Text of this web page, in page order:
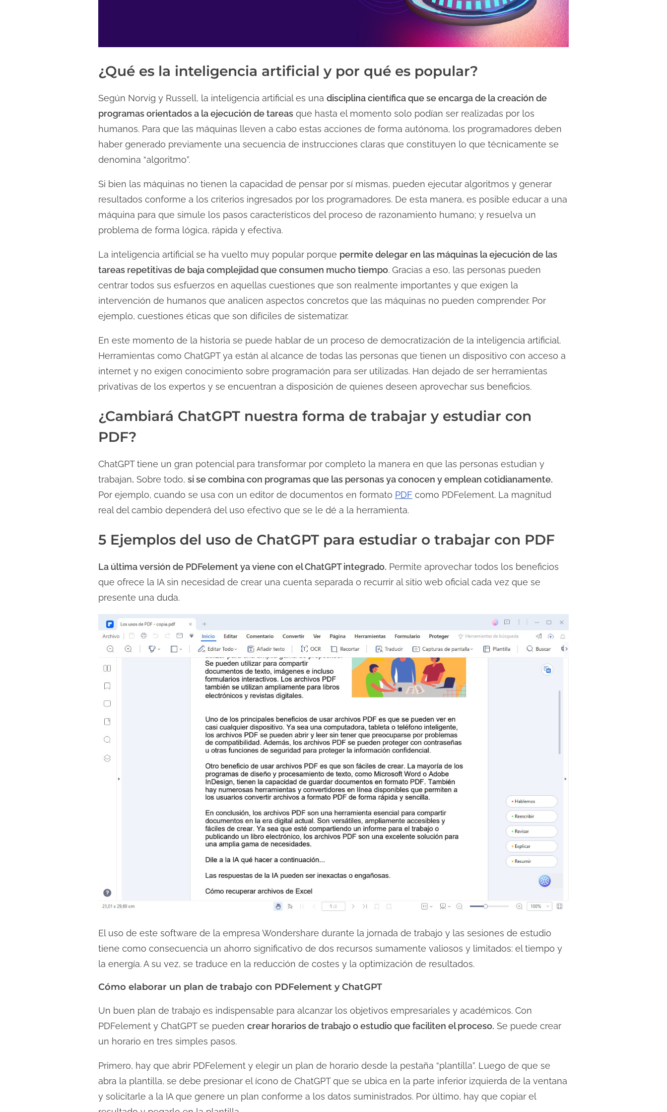
¿Qué es la inteligencia artificial y por qué es popular?
Según Norvig y Russell, la inteligencia artificial es una disciplina científica que se encarga de la creación de
programas orientados a la ejecución de tareas que hasta el momento solo podían ser realizadas por los
humanos. Para que las máquinas lleven a cabo estas acciones de forma autónoma, los programadores deben
haber generado previamente una secuencia de instrucciones claras que constituyen lo que técnicamente se
denomina “algoritmo”.
Si bien las máquinas no tienen la capacidad de pensar por sí mismas, pueden ejecutar algoritmos y generar
resultados conforme a los criterios ingresados por los programadores. De esta manera, es posible educar a una
máquina para que simule los pasos característicos del proceso de razonamiento humano; y resuelva un
problema de forma lógica, rápida y efectiva.
La inteligencia artificial se ha vuelto muy popular porque permite delegar en las máquinas la ejecución de las
tareas repetitivas de baja complejidad que consumen mucho tiempo. Gracias a eso, las personas pueden
centrar todos sus esfuerzos en aquellas cuestiones que son realmente importantes y que exigen la
intervención de humanos que analicen aspectos concretos que las máquinas no pueden comprender. Por
ejemplo, cuestiones éticas que son difíciles de sistematizar.
En este momento de la historia se puede hablar de un proceso de democratización de la inteligencia artificial.
Herramientas como ChatGPT ya están al alcance de todas las personas que tienen un dispositivo con acceso a
internet y no exigen conocimiento sobre programación para ser utilizadas. Han dejado de ser herramientas
privativas de los expertos y se encuentran a disposición de quienes deseen aprovechar sus beneficios.
¿Cambiará ChatGPT nuestra forma de trabajar y estudiar con
PDF?
ChatGPT tiene un gran potencial para transformar por completo la manera en que las personas estudian y
trabajan. Sobre todo, si se combina con programas que las personas ya conocen y emplean cotidianamente.
Por ejemplo, cuando se usa con un editor de documentos en formato PDF como PDFelement. La magnitud
real del cambio dependerá del uso efectivo que se le dé a la herramienta.
5 Ejemplos del uso de ChatGPT para estudiar o trabajar con PDF
La última versión de PDFelement ya viene con el ChatGPT integrado. Permite aprovechar todos los beneficios
que ofrece la IA sin necesidad de crear una cuenta separada o recurrir al sitio web oficial cada vez que se
presente una duda.
El uso de este software de la empresa Wondershare durante la jornada de trabajo y las sesiones de estudio
tiene como consecuencia un ahorro significativo de dos recursos sumamente valiosos y limitados: el tiempo y
la energía. A su vez, se traduce en la reducción de costes y la optimización de resultados.
Cómo elaborar un plan de trabajo con PDFelement y ChatGPT
Un buen plan de trabajo es indispensable para alcanzar los objetivos empresariales y académicos. Con
PDFelement y ChatGPT se pueden crear horarios de trabajo o estudio que faciliten el proceso. Se puede crear
un horario en tres simples pasos.
Primero, hay que abrir PDFelement y elegir un plan de horario desde la pestaña “plantilla”. Luego de que se
abra la plantilla, se debe presionar el ícono de ChatGPT que se ubica en la parte inferior izquierda de la ventana
y solicitarle a la IA que genere un plan conforme a los datos suministrados. Por último, hay que copiar el